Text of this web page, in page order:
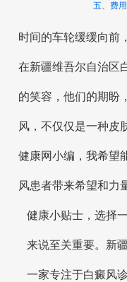
五、费
时间的车轮缓缓向前
在新疆维吾尔自治区
的笑容，他们的期盼
风，不仅仅是一种皮
健康网小编，我希望
风患者带来希望和力
健康小贴士，选择
来说至关重要。新
一家专注于白癜风